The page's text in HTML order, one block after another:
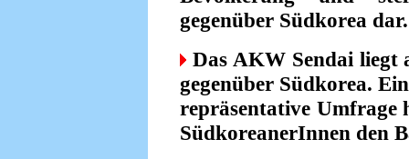
gegenüber Südkorea dar.
Das AKW Sendai liegt
gegenüber Südkorea.
repräsentative Umfrage
SüdkoreanerInnen den